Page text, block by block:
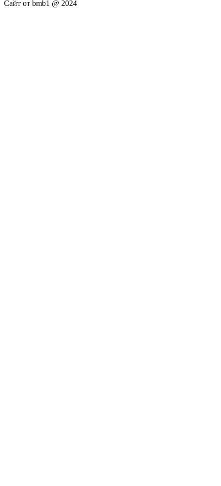
Сайт от bmb1 @ 2024